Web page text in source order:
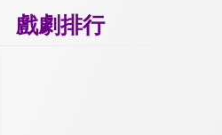
戲劇排行